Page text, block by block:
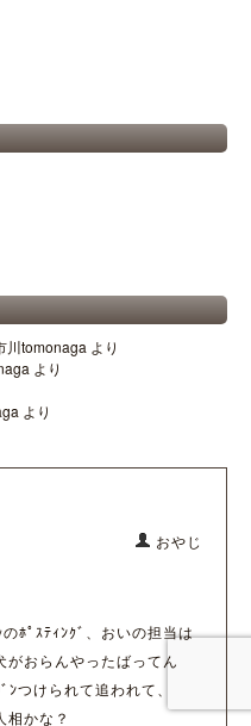
川tomonaga より
より
より
おやじ
ﾎﾟｽﾃｨﾝｸﾞ、おいの担当は
おらんやったばってん
つけられて追われて、
相かな？